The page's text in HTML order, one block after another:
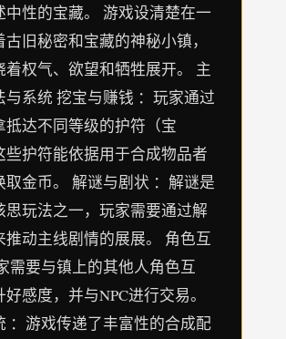
中性的宝藏。 游戏设清楚在一
旧秘密和宝藏的神秘小镇，
着权气、欲望和牺牲展开。 主
与系统 挖宝与赚钱 ：玩家通过
抵达不同等级的护符（宝
些护符能依据用于合成物品者
取金币。 解谜与剧状 ：解谜是
思玩法之一，玩家需要通过解
推动主线剧情的展展。 角色互
需要与镇上的其他人角色互
感度，并与NPC进行交易。
：游戏传递了丰富性的合成配